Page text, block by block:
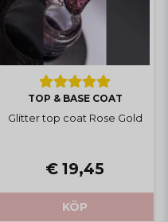
TOP & BASE COAT
Glitter top coat Rose Gold
€ 19,45
KÖP